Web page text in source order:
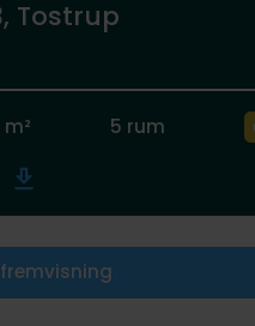
Tostrup
m² 5 rum